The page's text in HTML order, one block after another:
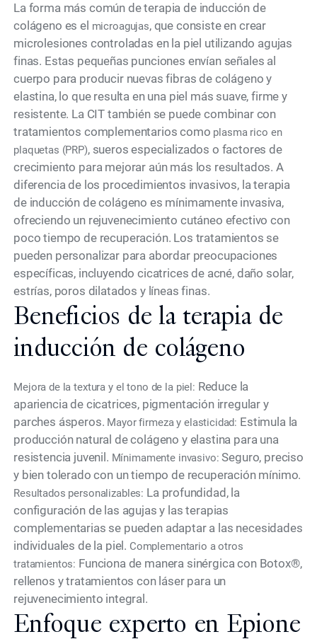
La forma más común de terapia de inducción de
colágeno es el microagujas, que consiste en crear
microlesiones controladas en la piel utilizando agujas
finas. Estas pequeñas punciones envían señales al
cuerpo para producir nuevas fibras de colágeno y
elastina, lo que resulta en una piel más suave, firme y
resistente. La CIT también se puede combinar con
tratamientos complementarios como plasma rico en
plaquetas (PRP), sueros especializados o factores de
crecimiento para mejorar aún más los resultados. A
diferencia de los procedimientos invasivos, la terapia
de inducción de colágeno es mínimamente invasiva,
ofreciendo un rejuvenecimiento cutáneo efectivo con
poco tiempo de recuperación. Los tratamientos se
pueden personalizar para abordar preocupaciones
específicas, incluyendo cicatrices de acné, daño solar,
estrías, poros dilatados y líneas finas.
Beneficios de la terapia de
inducción de colágeno
Mejora de la textura y el tono de la piel: Reduce la
apariencia de cicatrices, pigmentación irregular y
parches ásperos. Mayor firmeza y elasticidad: Estimula la
producción natural de colágeno y elastina para una
resistencia juvenil. Mínimamente invasivo: Seguro, preciso
y bien tolerado con un tiempo de recuperación mínimo.
Resultados personalizables: La profundidad, la
configuración de las agujas y las terapias
complementarias se pueden adaptar a las necesidades
individuales de la piel. Complementario a otros
tratamientos: Funciona de manera sinérgica con Botox®,
rellenos y tratamientos con láser para un
rejuvenecimiento integral.
Enfoque experto en Epione